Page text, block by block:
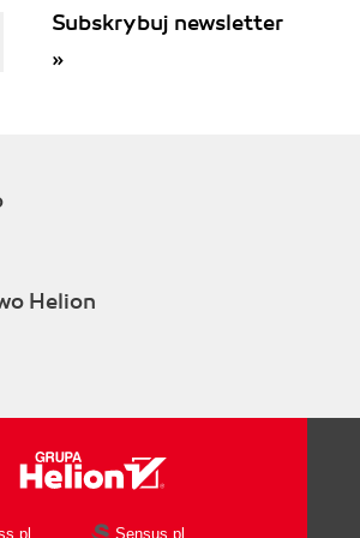
Using Append
to External XML Files
Importance of Document Order for
structure pane
Overwriting Text Labels in the
Elements
Subskrybuj newsletter
»
Helion
Sensus.pl